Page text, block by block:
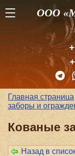
ООО
Главная страница
заборы и
Кованые
Назад в